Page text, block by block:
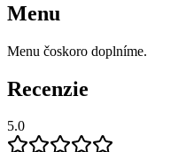
Menu
Menu čoskoro doplníme.
Recenzie
5.0